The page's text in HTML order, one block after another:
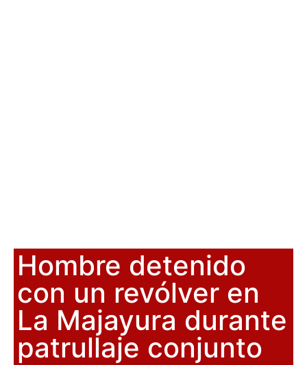
Hombre detenido
con un revólver en
La Majayura durante
patrullaje conjunto